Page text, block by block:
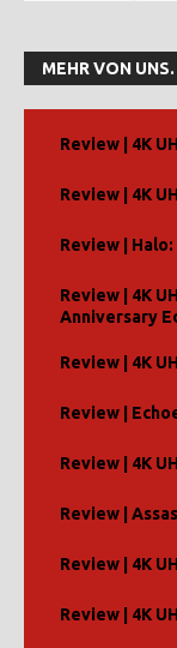
MEHR VON
Review | 4K
Review | 4K
Review |
Review | 4K
Anniversary
Review | 4K
Review |
Review | 4K
Review |
Review | 4K
Review | 4K